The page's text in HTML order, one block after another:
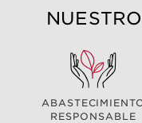
RESPONSABLE